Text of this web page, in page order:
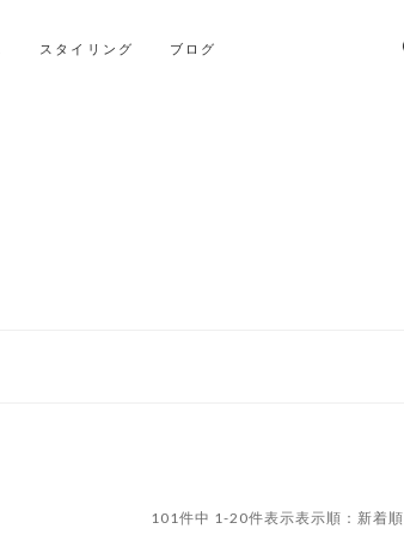
スタイリング ブログ
表示順：新着順
101件中 1-20件表示